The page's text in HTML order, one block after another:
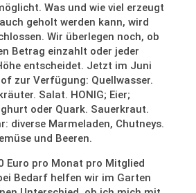
Was und wie viel erzeugt
geholt werden kann, wird
Wir überlegen noch, ob
Betrag einzahlt oder jeder
entscheidet. Jetzt im Juni
zur Verfügung: Quellwasser.
Salat. HONIG; Eier;
oder Quark. Sauerkraut.
diverse Marmeladen, Chutneys.
und Beeren.
Euro pro Monat pro Mitglied
Bedarf helfen wir im Garten